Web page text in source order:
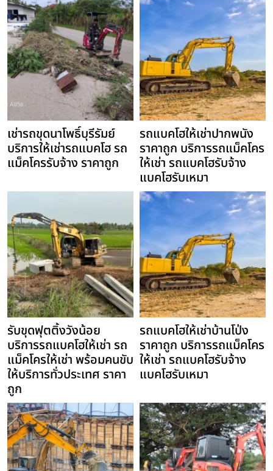
เช่ารถขุดนาโพธิ์บุรีรัมย์
บริการให้เช่ารถแบคโฮ รถ
แม็คโครรับจ้าง ราคาถูก
รถแบคโฮให้เช่าปากพนัง
ราคาถูก บริการรถแม็คโคร
ให้เช่า รถแบคโฮรับจ้าง
แบคโฮรับเหมา
รับขุดฟุตติ้งวังน้อย
บริการรถแบคโฮให้เช่า รถ
แม็คโครให้เช่า พร้อมคนขับ
ให้บริการทั่วประเทศ ราคา
ถูก
รถแบคโฮให้เช่าบ้านโป่ง
ราคาถูก บริการรถแม็คโคร
ให้เช่า รถแบคโฮรับจ้าง
แบคโฮรับเหมา